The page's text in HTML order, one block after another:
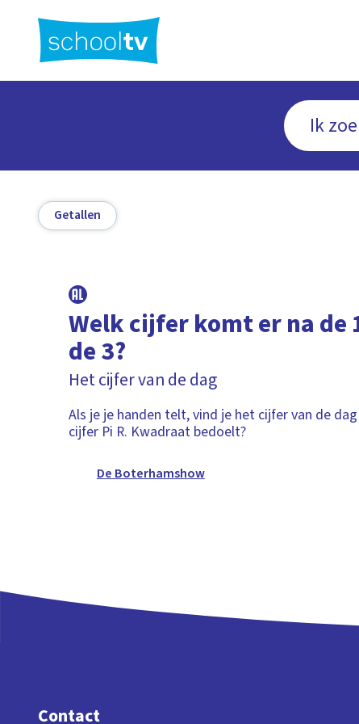
hoofdinhoud
Getallen
Welk cijfer komt er na de
de 3?
Het cijfer van de dag
Als je je handen telt, vind je het cijfer van de
cijfer Pi R. Kwadraat bedoelt?
De Boterhamshow
Contact